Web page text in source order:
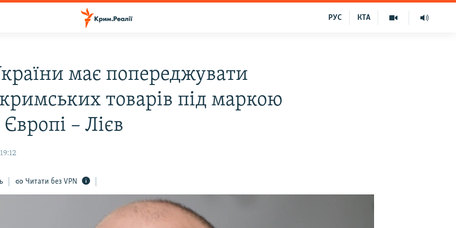
КТА
РУС
має попереджувати
товарів під маркою
Європі – Лієв
Читати без VPN